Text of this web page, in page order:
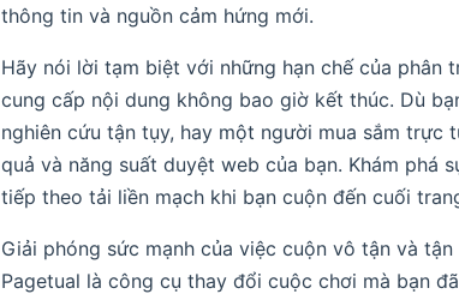
thông tin và nguồn cảm hứng mới.
Hãy nói lời tạm biệt với những hạn chế của phân
cung cấp nội dung không bao giờ kết thúc. Dù
nghiên cứu tận tụy, hay một người mua sắm trực
quả và năng suất duyệt web của bạn. Khám phá
tiếp theo tải liền mạch khi bạn cuộn đến cuối
Giải phóng sức mạnh của việc cuộn vô tận và
Pagetual là công cụ thay đổi cuộc chơi mà bạn